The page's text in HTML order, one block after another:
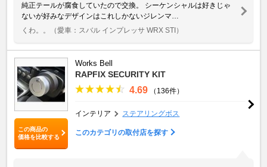
純正テールが腐食していたので交換。 シーケンシャルは好きじゃ
ないが好みなデザインはこれしかないジレンマ…
くわ。。
（愛車：スバル インプレッサ WRX STI）
この商品の
価格を比較する
Works Bell
RAPFIX SECURITY KIT
4.69 （136件）
インテリア ステアリングボス
このカテゴリの取付店を探す